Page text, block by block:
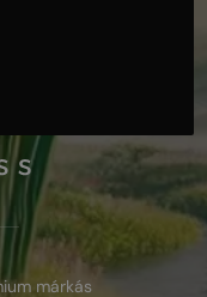
márkás